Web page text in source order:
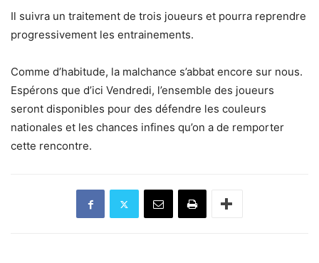
Il suivra un traitement de trois joueurs et pourra reprendre
progressivement les entrainements.
Comme d’habitude, la malchance s’abbat encore sur nous.
Espérons que d’ici Vendredi, l’ensemble des joueurs
seront disponibles pour des défendre les couleurs
nationales et les chances infines qu’on a de remporter
cette rencontre.